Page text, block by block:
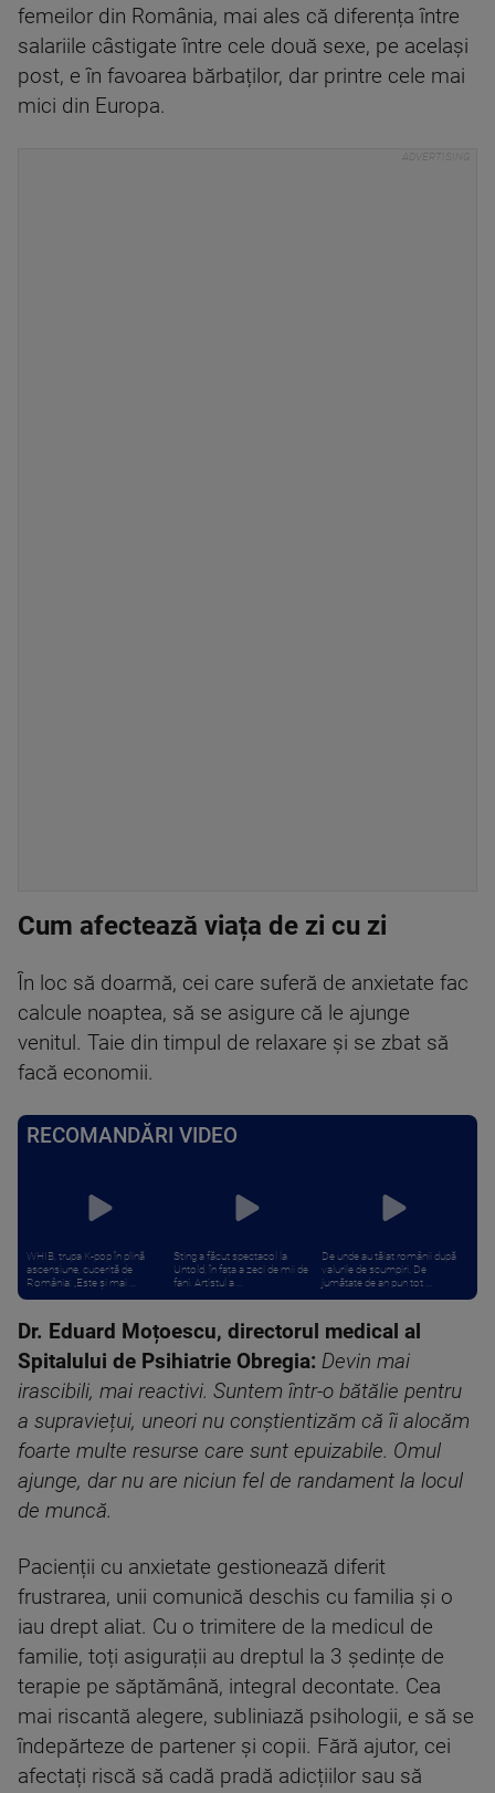
femeilor din România, mai ales că diferența între
salariile câstigate între cele două sexe, pe același
post, e în favoarea bărbaților, dar printre cele mai
mici din Europa.
Cum afectează viața de zi cu zi
În loc să doarmă, cei care suferă de anxietate fac
calcule noaptea, să se asigure că le ajunge
venitul. Taie din timpul de relaxare și se zbat să
facă economii.
RECOMANDĂRI VIDEO
WHIB, trupa K-pop în plină
ascensiune, cucerită de
România: „Este și mai ...
Sting a făcut spectacol la
Untold, în fața a zeci de mii de
fani. Artistul a ...
De unde au tăiat românii după
valurile de scumpiri. De
jumătate de an pun tot ...
Dr. Eduard Moțoescu, directorul medical al
Spitalului de Psihiatrie Obregia: Devin mai
irascibili, mai reactivi. Suntem într-o bătălie pentru
a supraviețui, uneori nu conștientizăm că îi alocăm
foarte multe resurse care sunt epuizabile. Omul
ajunge, dar nu are niciun fel de randament la locul
de muncă.
Pacienții cu anxietate gestionează diferit
frustrarea, unii comunică deschis cu familia și o
iau drept aliat. Cu o trimitere de la medicul de
familie, toți asigurații au dreptul la 3 ședințe de
terapie pe săptămână, integral decontate. Cea
mai riscantă alegere, subliniază psihologii, e să se
îndepărteze de partener și copii. Fără ajutor, cei
afectați riscă să cadă pradă adicțiilor sau să